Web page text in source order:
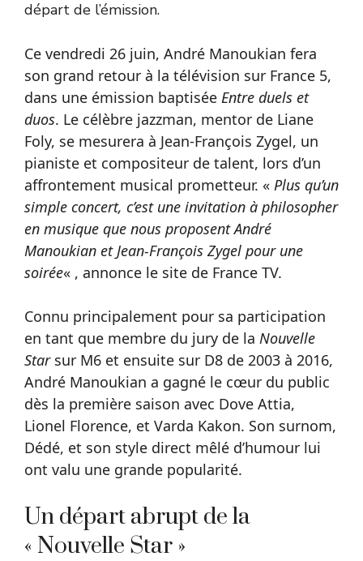
départ de l’émission.
Ce vendredi 26 juin, André Manoukian fera
son grand retour à la télévision sur France 5,
dans une émission baptisée Entre duels et
duos. Le célèbre jazzman, mentor de Liane
Foly, se mesurera à Jean-François Zygel, un
pianiste et compositeur de talent, lors d’un
affrontement musical prometteur. « Plus qu’un
simple concert, c’est une invitation à philosopher
en musique que nous proposent André
Manoukian et Jean-François Zygel pour une
soirée« , annonce le site de France TV.
Connu principalement pour sa participation
en tant que membre du jury de la Nouvelle
Starsur M6 et ensuite sur D8 de 2003 à 2016,
André Manoukian a gagné le cœur du public
dès la première saison avec Dove Attia,
Lionel Florence, et Varda Kakon. Son surnom,
Dédé, et son style direct mêlé d’humour lui
ont valu une grande popularité.
Un départ abrupt de la
« Nouvelle Star »